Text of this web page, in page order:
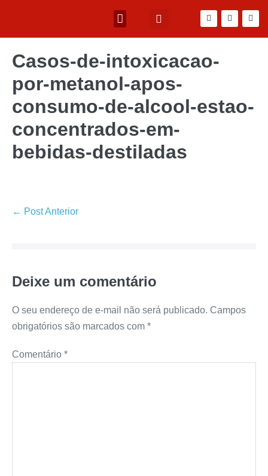
Casos-de-intoxicacao-
por-metanol-apos-
consumo-de-alcool-estao-
concentrados-em-
bebidas-destiladas
← Post Anterior
Deixe um comentário
O seu endereço de e-mail não será publicado. Campos
obrigatórios são marcados com *
Comentário *